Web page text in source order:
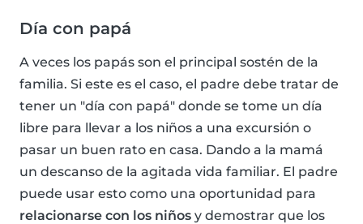
Día con papá
A veces los papás son el principal sostén de la
familia. Si este es el caso, el padre debe tratar de
tener un "día con papá" donde se tome un día
libre para llevar a los niños a una excursión o
pasar un buen rato en casa. Dando a la mamá
un descanso de la agitada vida familiar. El padre
puede usar esto como una oportunidad para
relacionarse con los niños y demostrar que los